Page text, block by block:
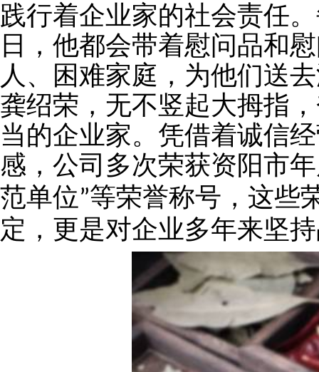
践行着企业家的社会责任
日，他都会带着慰问品和
人、困难家庭，为他们送
龚绍荣，无不竖起大拇指
当的企业家。凭借着诚信
感，公司多次荣获资阳市
范单位”等荣誉称号，这些
定，更是对企业多年来坚